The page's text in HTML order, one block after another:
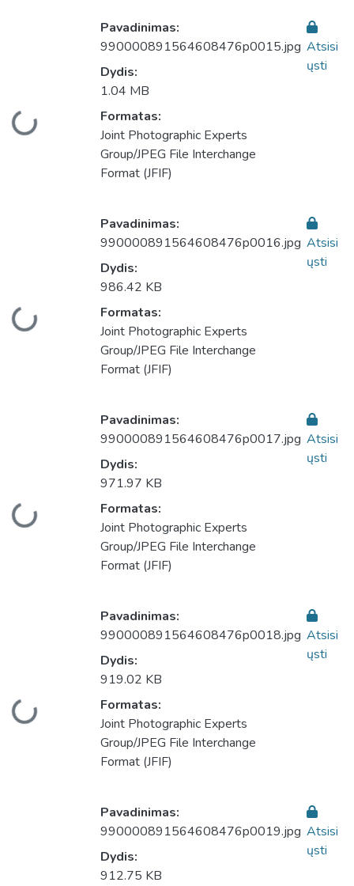
Pavadinimas:
990000891564608476p0015.jpg
Dydis:
1.04 MB
Formatas:
Joint Photographic Experts
Group/JPEG File Interchange
Format (JFIF)
Atsisi
ųsti
Pavadinimas:
990000891564608476p0016.jpg
Dydis:
986.42 KB
Formatas:
Joint Photographic Experts
Group/JPEG File Interchange
Format (JFIF)
Atsisi
ųsti
Pavadinimas:
990000891564608476p0017.jpg
Dydis:
971.97 KB
Formatas:
Joint Photographic Experts
Group/JPEG File Interchange
Format (JFIF)
Atsisi
ųsti
Pavadinimas:
990000891564608476p0018.jpg
Dydis:
919.02 KB
Formatas:
Joint Photographic Experts
Group/JPEG File Interchange
Format (JFIF)
Atsisi
ųsti
Pavadinimas:
990000891564608476p0019.jpg
Dydis:
912.75 KB
Atsisi
ųsti